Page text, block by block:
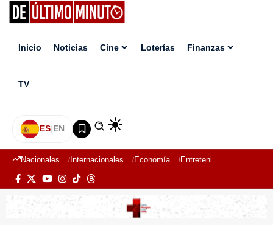
Inicio Noticias Cine Loterías Finanzas
TV
ES|EN
Nacionales Internacionales Economía Entretenimiento